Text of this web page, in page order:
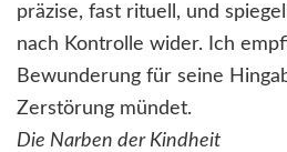
präzise, fast rituell, und
nach Kontrolle wider. Ich
Bewunderung für seine
Zerstörung mündet.
Die Narben der Kindheit